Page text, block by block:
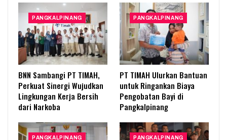
PANGKALPINANG
BNN Sambangi PT TIMAH,
Perkuat Sinergi Wujudkan
Lingkungan Kerja Bersih
dari Narkoba
PANGKALPINANG
PT TIMAH Ulurkan Bantuan
untuk Ringankan Biaya
Pengobatan Bayi di
Pangkalpinang
PANGKALPINANG PANGKALPINANG